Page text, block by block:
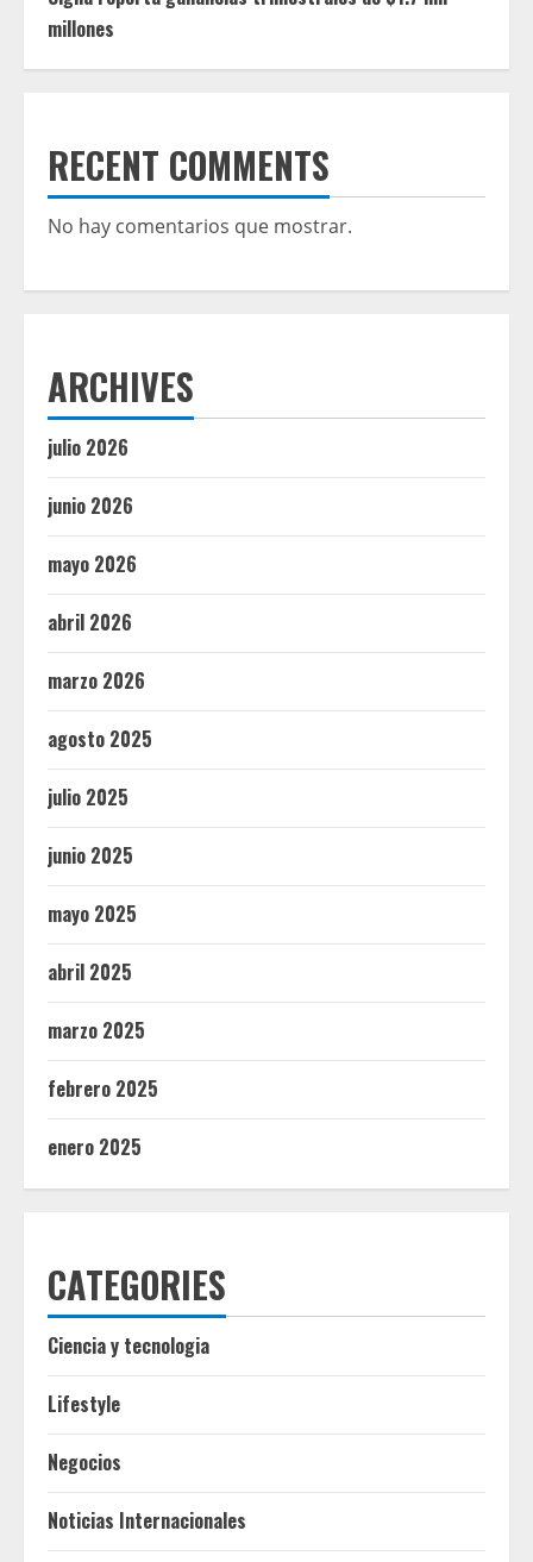
millones
RECENT COMMENTS
No hay comentarios que mostrar.
ARCHIVES
julio 2026
junio 2026
mayo 2026
abril 2026
marzo 2026
agosto 2025
julio 2025
junio 2025
mayo 2025
abril 2025
marzo 2025
febrero 2025
enero 2025
CATEGORIES
Ciencia y tecnologia
Lifestyle
Negocios
Noticias Internacionales